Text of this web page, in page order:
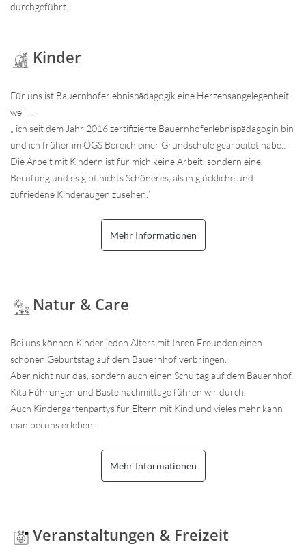
durchgeführt.
Kinder
Für uns ist Bauernhoferlebnispädagogik eine Herzensangelegenheit,
weil ...
„ ich seit dem Jahr 2016 zertifizierte Bauernhoferlebnispädagogin bin
und ich früher im OGS Bereich einer Grundschule gearbeitet habe..
Die Arbeit mit Kindern ist für mich keine Arbeit, sondern eine
Berufung und es gibt nichts Schöneres, als in glückliche und
zufriedene Kinderaugen zusehen.“
Mehr Informationen
Natur & Care
Bei uns können Kinder jeden Alters mit Ihren Freunden einen
schönen Geburtstag auf dem Bauernhof verbringen.
Aber nicht nur das, sondern auch einen Schultag auf dem Bauernhof,
Kita Führungen und Bastelnachmittage führen wir durch.
Auch Kindergartenpartys für Eltern mit Kind und vieles mehr kann
man bei uns erleben.
Mehr Informationen
Veranstaltungen & Freizeit